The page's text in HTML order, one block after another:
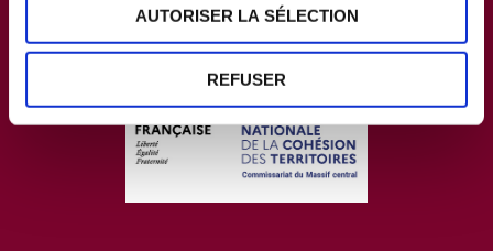
AUTORISER LA SÉLECTION
REFUSER